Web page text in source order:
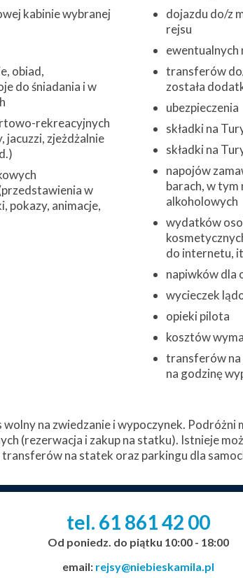
kabinie wybranej
obiad,
do śniadania i w
rekreacyjnych
jacuzzi, zjeżdżalnie
w
pokazy, animacje,
dojazdu do/z
rejsu
ewentualnych
transferów
została
ubezpieczenia
składki na
składki na
napojów
barach, w tym
alkoholowych
wydatków
do internetu,
napiwków dla
wycieczek
opieki pilota
kosztów
transferów na
na godzinę
na zwiedzanie i wypoczynek.
(rezerwacja i zakup na statku). Istnieje
na statek oraz parkingu dla
tel. 61 86142 00
Od poniedz. do piątku 10:00 - 18:00
email: rejsy@niebieskamila.pl